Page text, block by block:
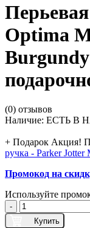
Optima
(0) отзывов
Наличие: ЕСТЬ В
+ Подарок Акция!
ручка - Parker Jotter
Промокод на
Используйте
-
Купить